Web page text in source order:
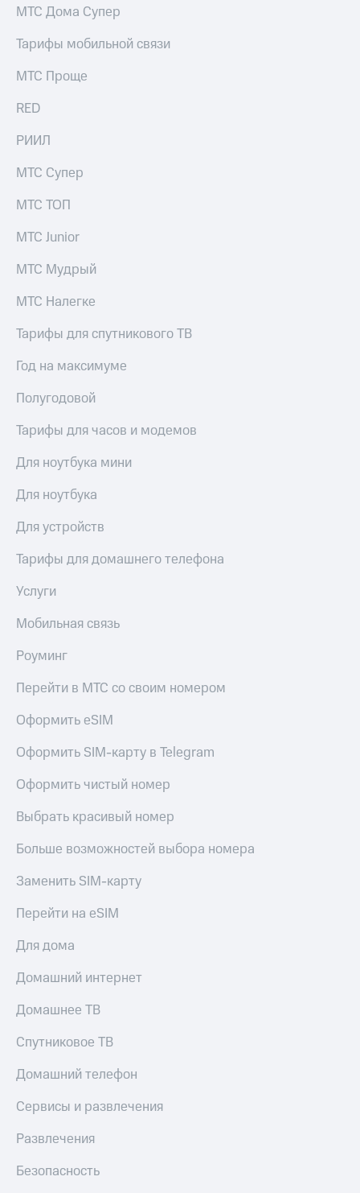
МТС Дома Супер
Тарифы мобильной связи
МТС Проще
RED
РИИЛ
МТС Супер
МТС ТОП
МТС Junior
МТС Мудрый
МТС Налегке
Тарифы для спутникового ТВ
Год на максимуме
Полугодовой
Тарифы для часов и модемов
Для ноутбука мини
Для ноутбука
Для устройств
Тарифы для домашнего телефона
Услуги
Мобильная связь
Роуминг
Перейти в МТС со своим номером
Оформить eSIM
Оформить SIM-карту в Telegram
Оформить чистый номер
Выбрать красивый номер
Больше возможностей выбора номера
Заменить SIM-карту
Перейти на eSIM
Для дома
Домашний интернет
Домашнее ТВ
Спутниковое ТВ
Домашний телефон
Сервисы и развлечения
Развлечения
Безопасность